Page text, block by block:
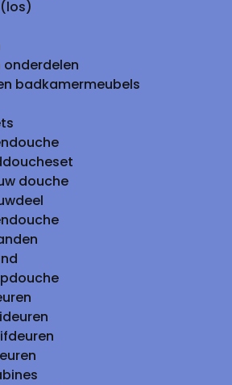
onderdelen
badkamermeubels
douche